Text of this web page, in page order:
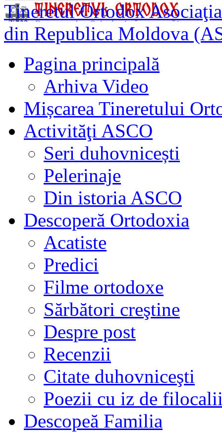
Tineretul Ortodox
din Republica Moldova
Pagina principală
Arhiva Video
Mișcarea Tineretului
Activităţi ASCO
Seri duhovnicești
Pelerinaje
Din istoria ASCO
Descoperă Ortodoxia
Acatiste
Predici
Filme ortodoxe
Sărbători creştine
Despre post
Recenzii
Citate duhovniceşti
Poezii cu iz de
Descopeă Familia